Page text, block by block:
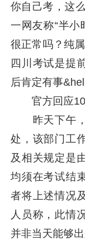
你自己考，这
一网友称“半
很正常吗？纯
四川考试是提
后肯定有事
官方回应10
昨天下午，
处，该部门工
及相关规定是
均须在考试结
者将上述情况
人员称，此情
并非当天能够出